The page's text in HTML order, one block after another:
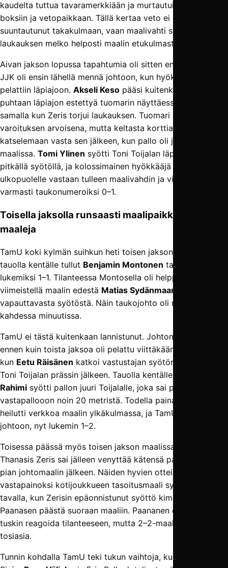
kaudelta tuttua tavaramerkkiään ja murtautui laidalta
boksiin ja vetopaikkaan. Tällä kertaa veto ei kuitenkaan
suuntautunut takakulmaan, vaan maalivahti sai poimia
laukauksen melko helposti maalin etukulmasta.
Aivan jakson lopussa tapahtumia oli sitten enemmänkin.
JJK oli ensin lähellä mennä johtoon, kun hyökkääjä
pelattiin läpiajoon. Akseli Keso pääsi kuitenkin iholle ja sai
puhtaan läpiajon estettyä tuomarin näyttäessä hyötyä
samalla kun Zeris torjui laukauksen. Tuomari näki tilanteen
varoituksen arvoisena, mutta keltasta korttia päästiin
katselemaan vasta sen jälkeen, kun pallo oli jo JJK:n
maalissa. Tomi Ylinen syötti Toni Toijalan läpi komealla
pitkällä syötöllä, ja kolossimainen hyökkääjä kiersi boksin
ulkopuolelle vastaan tulleen maalivahdin ja viimeisteli
varmasti taukonumeroiksi 0–1.
Toisella jaksolla runsaasti maalipaikkoja ja myös
maaleja
TamU koki kylmän suihkun heti toisen jakson alussa, kun
tauolla kentälle tullut Benjamin Montonen tasoitti
lukemiksi 1–1. Tilanteessa Montosella oli helppo työ
viimeistellä maalin edestä Matias Sydänmaan
vapauttavasta syötöstä. Näin taukojohto oli nollattu alle
kahdessa minuutissa.
TamU ei tästä kuitenkaan lannistunut. Johtomaali syntyi
ennen kuin toista jaksoa oli pelattu viittäkään minuuttia,
kun Eetu Räisänen katkoi vastustajan syötön keskialueella
Toni Toijalan prässin jälkeen. Tauolla kentälle tullut
Rahimi syötti pallon juuri Toijalalle, joka sai pyssyttää
vastapallooon noin 20 metristä. Todella painava veto
heilutti verkkoa maalin ylkäkulmassa, ja TamU siirtyi jälleen
johtoon, nyt lukemin 1–2.
Toisessa päässä myös toisen jakson maalissa pelannut
Thanasis Zeris sai jälleen venyttää kätensä pallon tielle
pian johtomaalin jälkeen. Näiden hyvien otteiden
vastapainoksi kotijoukkueen tasoitusmaali syntyi halvalla
tavalla, kun Zerisin epäonnistunut syöttö kimposi Lauri
Paanasen päästä suoraan maaliin. Paananen ehti hädin
tuskin reagoida tilanteeseen, mutta 2–2-maali oli silti
tosiasia.
Tunnin kohdalla TamU teki tukun vaihtoja, kun Mauno